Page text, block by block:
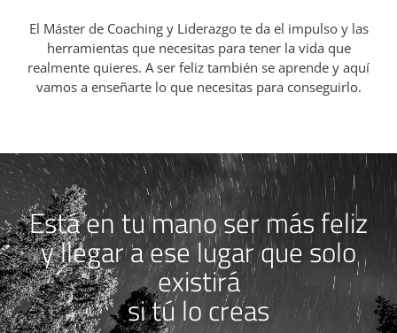
El Máster de Coaching y Liderazgo te da el impulso y las
herramientas que necesitas para tener la vida que
realmente quieres. A ser feliz también se aprende y aquí
vamos a enseñarte lo que necesitas para conseguirlo.
Está en tu mano ser más feliz
y llegar a ese lugar que solo
existirá
si tú lo creas